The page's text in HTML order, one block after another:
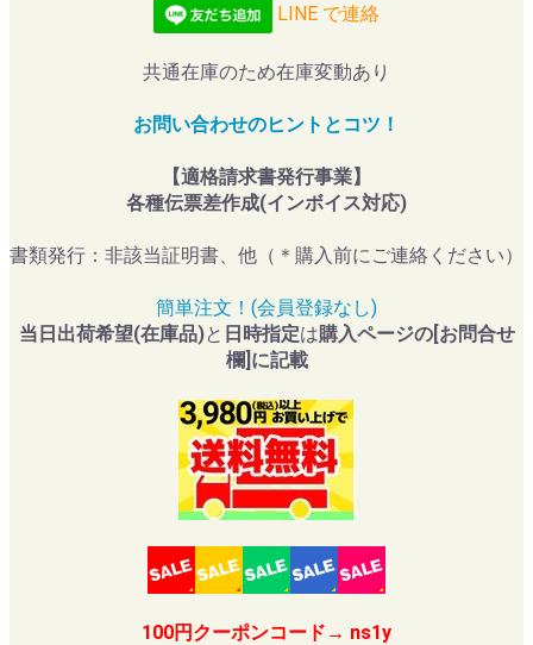
LINE で連絡
共通在庫のため在庫変動あり
お問い合わせのヒントとコツ！
【適格請求書発行事業】
各種伝票差作成(インボイス対応)
書類発行：非該当証明書、他（＊購入前にご連絡ください）
簡単注文！(会員登録なし)
当日出荷希望(在庫品)と 日時指定は購入ページの[お問合せ
欄]に記載
100円クーポンコード→ ns1y